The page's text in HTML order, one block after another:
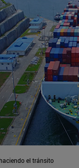
el tránsito